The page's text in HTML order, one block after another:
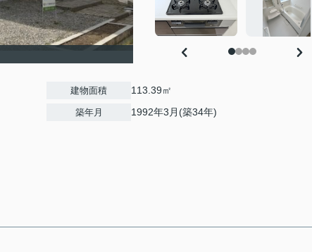
建物面積 113.39㎡
築年月 1992年3月(築34年)